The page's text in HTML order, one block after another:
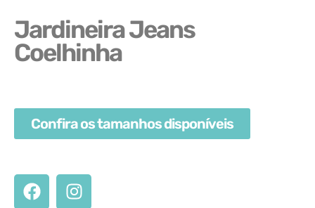
Jardineira Jeans
Coelhinha
Confira os tamanhos disponíveis